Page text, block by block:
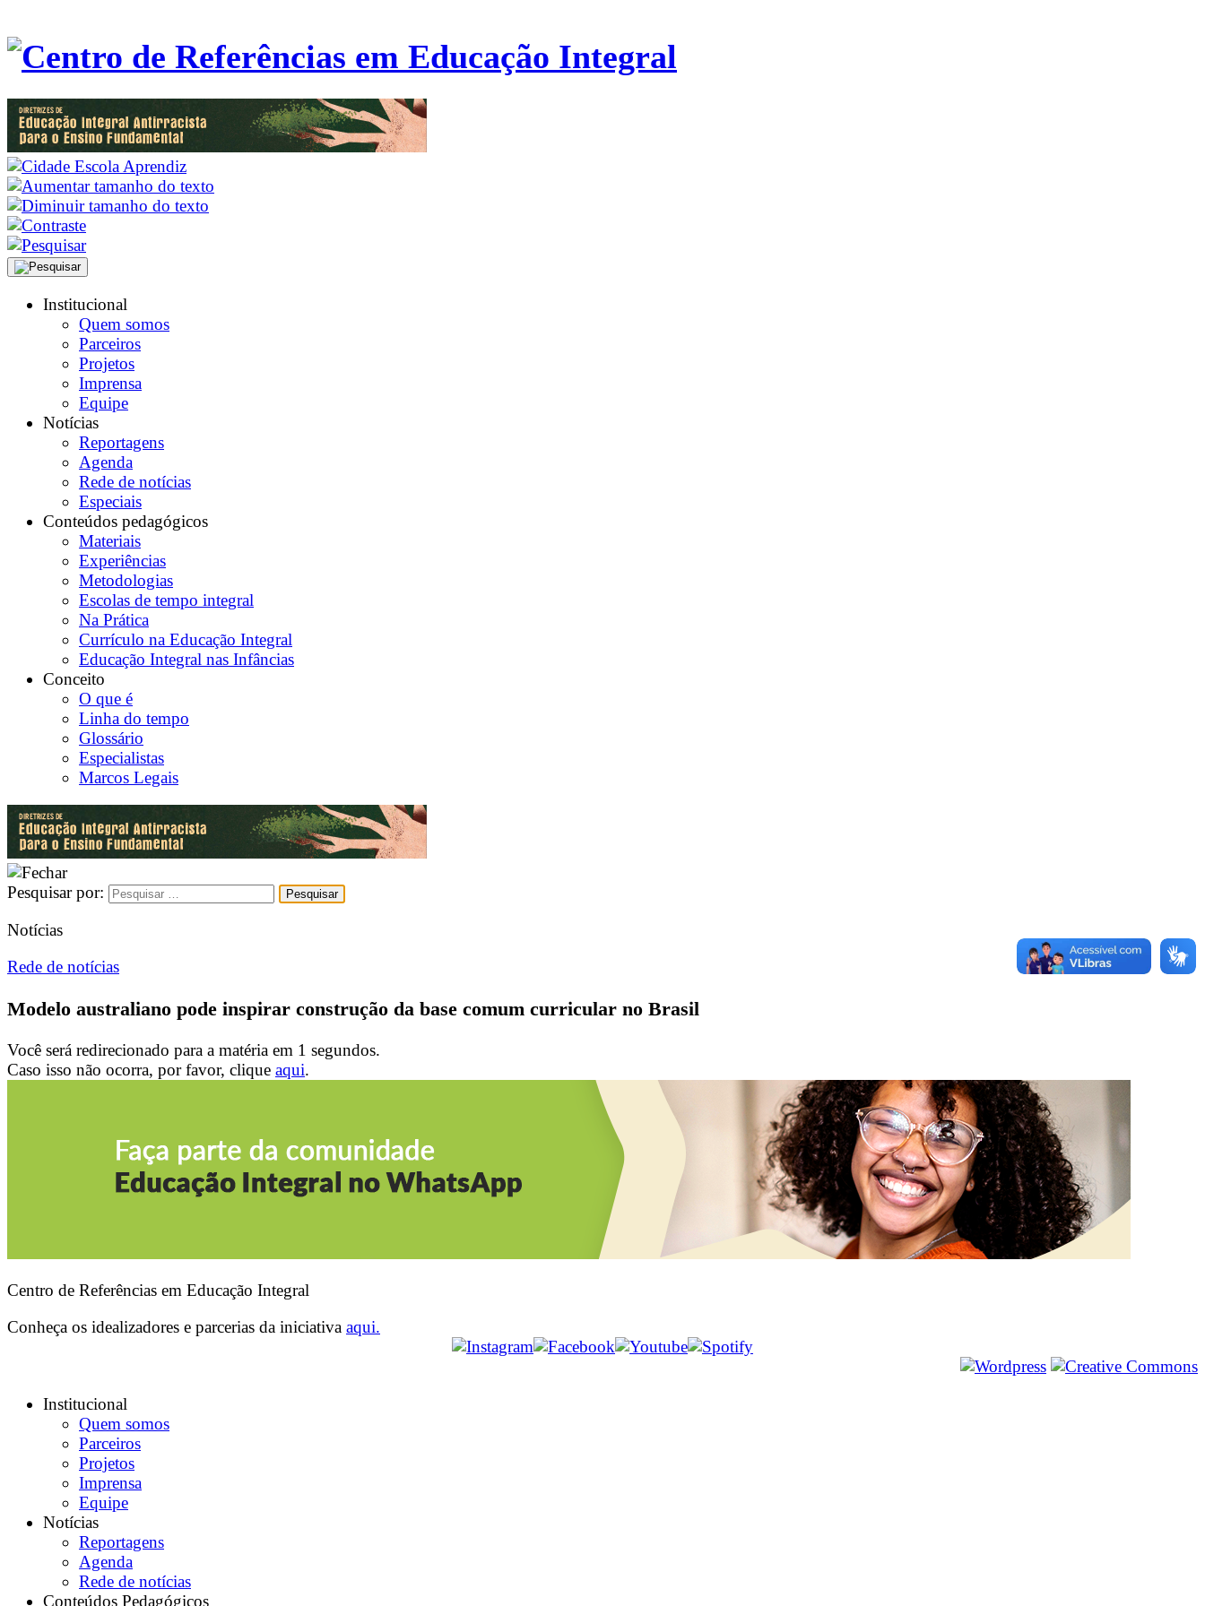
Institucional
Quem somos
Parceiros
Projetos
Imprensa
Equipe
Notícias
Reportagens
Agenda
Rede de notícias
Especiais
Conteúdos pedagógicos
Materiais
Experiências
Metodologias
Escolas de tempo integral
Na Prática
Currículo na Educação Integral
Educação Integral nas Infâncias
Conceito
O que é
Linha do tempo
Glossário
Especialistas
Marcos Legais
Pesquisar por:
Notícias
Rede de notícias
Modelo australiano pode inspirar construção da base comum curricular no Brasil
Você será redirecionado para a matéria em 1 segundos.
Caso isso não ocorra, por favor, clique aqui.
Centro de Referências em Educação Integral
Conheça os idealizadores e parcerias da iniciativa aqui.
Institucional
Quem somos
Parceiros
Projetos
Imprensa
Equipe
Notícias
Reportagens
Agenda
Rede de notícias
Conteúdos Pedagógicos